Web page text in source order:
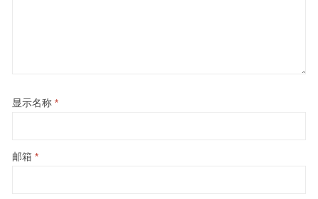
显示名称 *
邮箱 *